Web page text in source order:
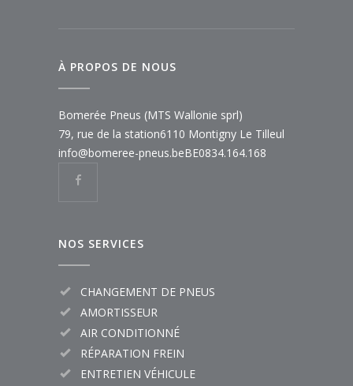
À PROPOS DE NOUS
Bomerée Pneus (MTS Wallonie sprl)
79, rue de la station6110 Montigny Le Tilleul
info@bomeree-pneus.beBE0834.164.168
NOS SERVICES
CHANGEMENT DE PNEUS
AMORTISSEUR
AIR CONDITIONNÉ
RÉPARATION FREIN
ENTRETIEN VÉHICULE